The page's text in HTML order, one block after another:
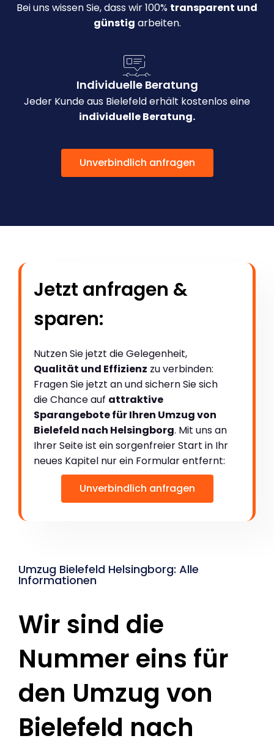
Bei uns wissen Sie, dass wir 100% transparent und
günstig arbeiten.
Individuelle Beratung
Jeder Kunde aus Bielefeld erhält kostenlos eine
individuelle Beratung.
Unverbindlich anfragen
Jetzt anfragen &
sparen:
Nutzen Sie jetzt die Gelegenheit,
Qualität und Effizienz zu verbinden:
Fragen Sie jetzt an und sichern Sie sich
die Chance auf attraktive
Sparangebote für Ihren Umzug von
Bielefeld nach Helsingborg. Mit uns an
Ihrer Seite ist ein sorgenfreier Start in Ihr
neues Kapitel nur ein Formular entfernt:
Unverbindlich anfragen
Umzug Bielefeld Helsingborg: Alle
Informationen
Wir sind die
Nummer eins für
den Umzug von
Bielefeld nach